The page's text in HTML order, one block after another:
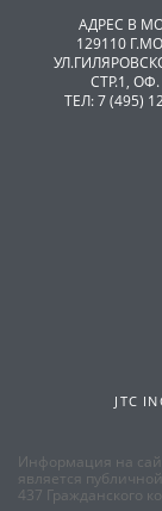
АДРЕС В
129110
СТР.1,
ТЕЛ: 7 (495)
JTC
Информация на
является
437 Гражданского